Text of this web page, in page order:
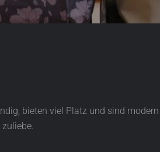
bieten viel Platz und sind